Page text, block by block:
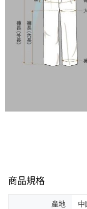
商品規格
產地 中